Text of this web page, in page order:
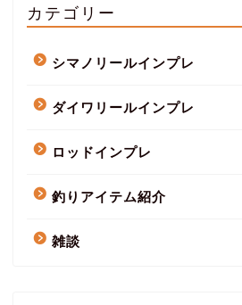
カテゴリー
シマノリールインプレ
ダイワリールインプレ
ロッドインプレ
釣りアイテム紹介
雑談